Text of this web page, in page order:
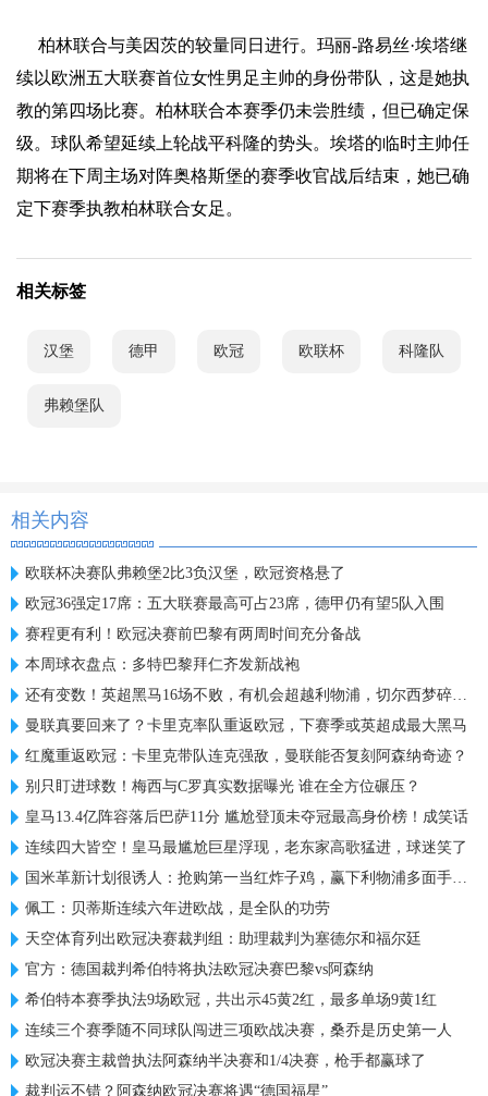
柏林联合与美因茨的较量同日进行。玛丽-路易丝·埃塔继
续以欧洲五大联赛首位女性男足主帅的身份带队，这是她执
教的第四场比赛。柏林联合本赛季仍未尝胜绩，但已确定保
级。球队希望延续上轮战平科隆的势头。埃塔的临时主帅任
期将在下周主场对阵奥格斯堡的赛季收官战后结束，她已确
定下赛季执教柏林联合女足。
相关标签
汉堡 德甲 欧冠 欧联杯 科隆队
弗赖堡队
相关内容
欧联杯决赛队弗赖堡2比3负汉堡，欧冠资格悬了
欧冠36强定17席：五大联赛最高可占23席，德甲仍有望5队入围
赛程更有利！欧冠决赛前巴黎有两周时间充分备战
本周球衣盘点：多特巴黎拜仁齐发新战袍
还有变数！英超黑马16场不败，有机会超越利物浦，切尔西梦碎欧冠
曼联真要回来了？卡里克率队重返欧冠，下赛季或英超成最大黑马
红魔重返欧冠：卡里克带队连克强敌，曼联能否复刻阿森纳奇迹？
别只盯进球数！梅西与C罗真实数据曝光 谁在全方位碾压？
皇马13.4亿阵容落后巴萨11分 尴尬登顶未夺冠最高身价榜！成笑话
连续四大皆空！皇马最尴尬巨星浮现，老东家高歌猛进，球迷笑了
国米革新计划很诱人：抢购第一当红炸子鸡，赢下利物浦多面手信任
佩工：贝蒂斯连续六年进欧战，是全队的功劳
天空体育列出欧冠决赛裁判组：助理裁判为塞德尔和福尔廷
官方：德国裁判希伯特将执法欧冠决赛巴黎vs阿森纳
希伯特本赛季执法9场欧冠，共出示45黄2红，最多单场9黄1红
连续三个赛季随不同球队闯进三项欧战决赛，桑乔是历史第一人
欧冠决赛主裁曾执法阿森纳半决赛和1/4决赛，枪手都赢球了
裁判运不错？阿森纳欧冠决赛将遇“德国福星”